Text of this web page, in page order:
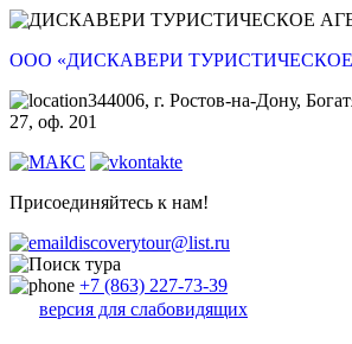
ООО «ДИСКАВЕРИ
344006, г. Ростов-на-Дону,
27, оф. 201
Присоединяйтесь к нам!
discoverytour@list.ru
+7 (863) 227-73-39
версия для слабовидящих